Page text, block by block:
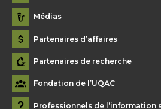
Médias
Partenaires d’affaires
Partenaires de recherche
Fondation de l’UQAC
Professionnels de l’information